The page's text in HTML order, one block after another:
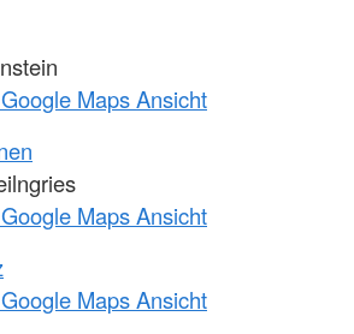
Maps Ansicht
Maps Ansicht
Maps Ansicht